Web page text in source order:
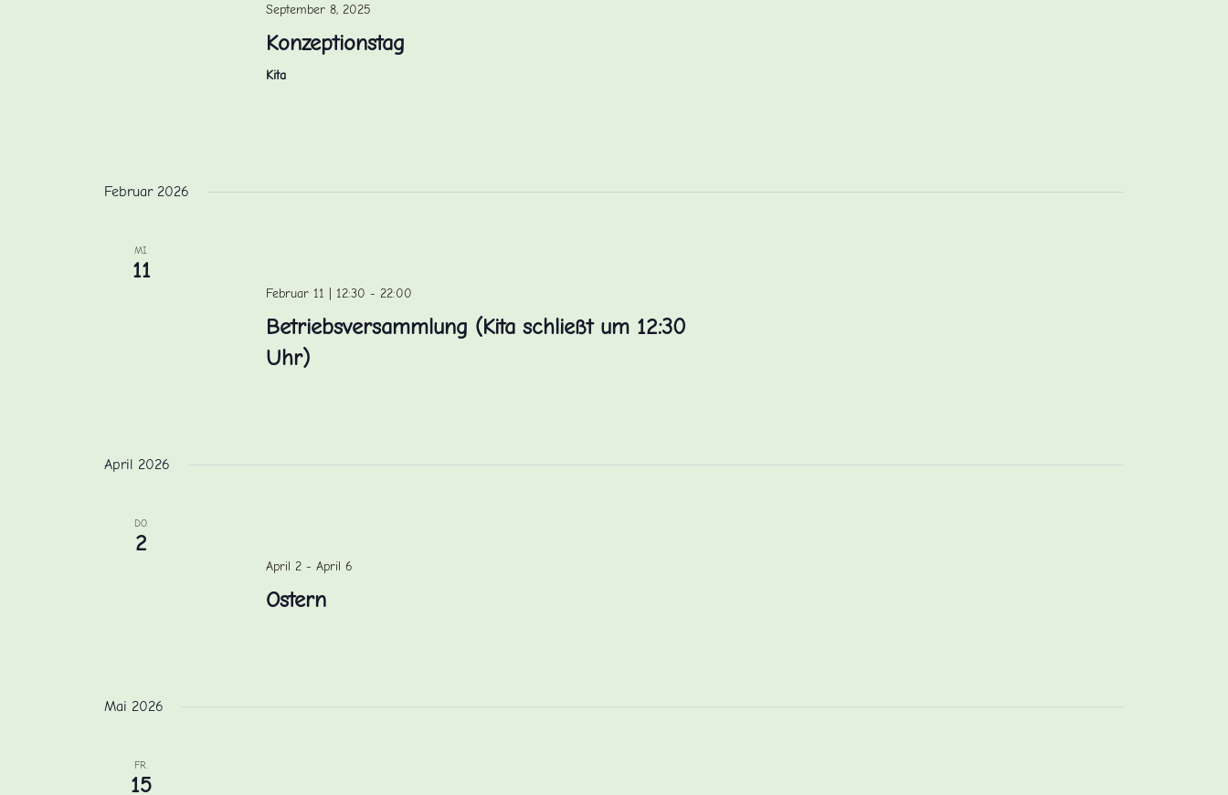
September 8, 2025
Konzeptionstag
Kita
Februar 2026
MI.
11
Februar 11 | 12:30 - 22:00
Betriebsversammlung (Kita schließt um 12:30
Uhr)
April 2026
DO.
2
April 2 -April 6
Ostern
Mai 2026
FR.
15